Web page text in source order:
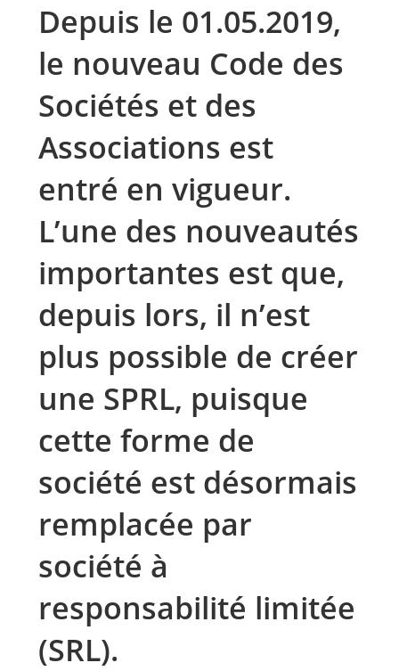
Depuis le 01.05.2019,
le nouveau Code des
Sociétés et des
Associations est
entré en vigueur.
L’une des nouveautés
importantes est que,
depuis lors, il n’est
plus possible de créer
une SPRL, puisque
cette forme de
société est désormais
remplacée par
société à
responsabilité limitée
(SRL).